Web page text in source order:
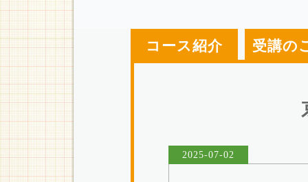
コース紹介 受講の
2025-07-02